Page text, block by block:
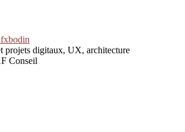
projets digitaux, UX, architecture
Conseil